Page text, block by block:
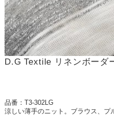
D.G Textile リネンボーダ
品番：T3-302LG
涼しい薄手のニット。ブラウス、プ